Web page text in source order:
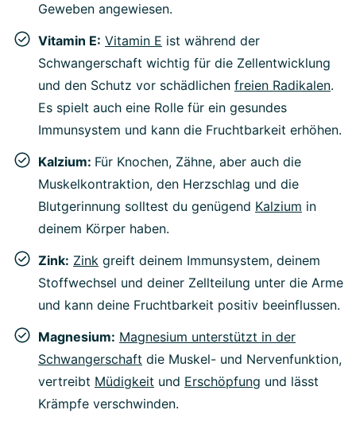
Geweben angewiesen.
Vitamin E: Vitamin E ist während der
Schwangerschaft wichtig für die Zellentwicklung
und den Schutz vor schädlichen freien Radikalen.
Es spielt auch eine Rolle für ein gesundes
Immunsystem und kann die Fruchtbarkeit erhöhen.
Kalzium: Für Knochen, Zähne, aber auch die
Muskelkontraktion, den Herzschlag und die
Blutgerinnung solltest du genügend Kalzium in
deinem Körper haben.
Zink: Zink greift deinem Immunsystem, deinem
Stoffwechsel und deiner Zellteilung unter die Arme
und kann deine Fruchtbarkeit positiv beeinflussen.
Magnesium: Magnesium unterstützt in der
Schwangerschaft die Muskel- und Nervenfunktion,
vertreibt Müdigkeit und Erschöpfung und lässt
Krämpfe verschwinden.